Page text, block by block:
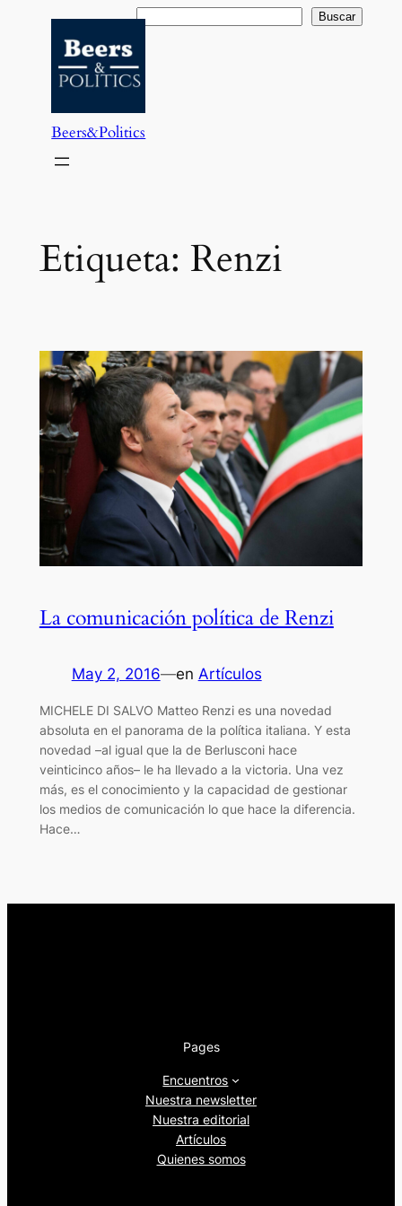
contenido
Buscar Buscar
Beers&Politics
Etiqueta: Renzi
La comunicación política de Renzi
May 2, 2016—en Artículos
MICHELE DI SALVO Matteo Renzi es una novedad
absoluta en el panorama de la política italiana. Y esta
novedad –al igual que la de Berlusconi hace
veinticinco años– le ha llevado a la victoria. Una vez
más, es el conocimiento y la capacidad de gestionar
los medios de comunicación lo que hace la diferencia.
Hace…
Pages
Encuentros
Nuestra newsletter
Nuestra editorial
Artículos
Quienes somos